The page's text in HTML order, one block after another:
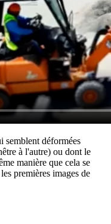
semblent déformées
à l'autre) ou dont le
manière que cela se
premières images de